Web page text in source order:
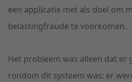
een applicatie met als doel om
belastingfraude te voorkomen.
Het probleem was alleen dat er
rondom dit systeem was: er